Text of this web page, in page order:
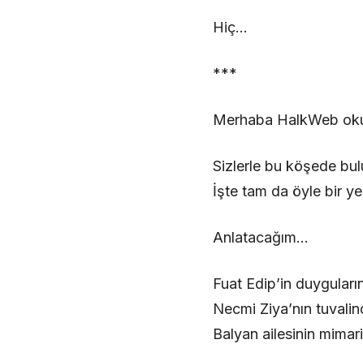
Hiç…
***
Merhaba HalkWeb
Sizlerle bu köşede
İşte tam da öyle bir
Anlatacağım…
Fuat Edip’in
Necmi Ziya’nın
Balyan ailesinin